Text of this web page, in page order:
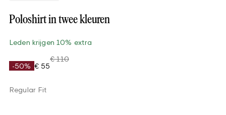
Poloshirt in twee kleuren
Leden krijgen 10% extra
-50% € 55
€ 110
Regular Fit